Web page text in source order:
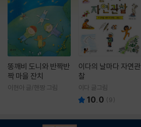
똥깨비 도니와 반짝반
짝 마을 잔치
이현아 글/핸짱 그림
이다의 날마다 자연관
찰
이다 글그림
10.0 (9)